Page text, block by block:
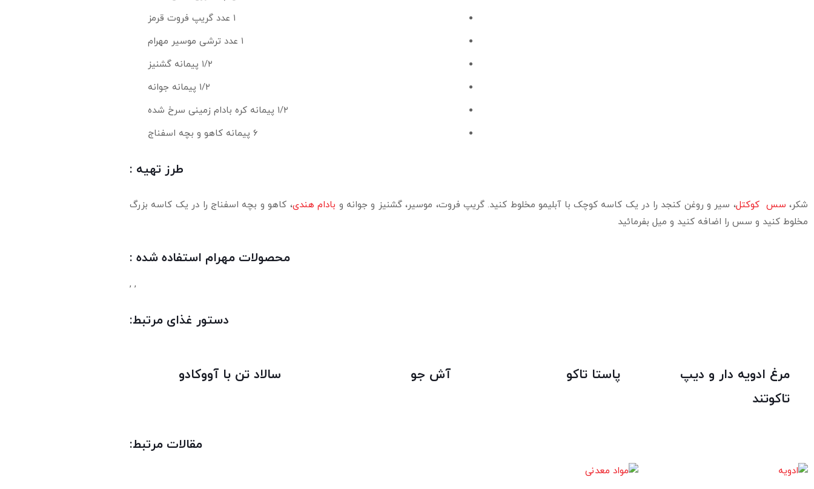
۱ عدد گریپ فروت قرمز
۱ عدد ترشی موسیر مهرام
۱/۲ پیمانه گشنیز
۱/۲ پیمانه جوانه
۱/۲ پیمانه کره بادام زمینی سرخ شده
۶ پیمانه کاهو و بچه اسفناج
طرز تهیه :
شکر، سس کوکتل، سیر و روغن کنجد را در یک کاسه کوچک با آبلیمو مخلوط کنید. گریپ فروت، موسیر، گشنیز و جوانه و بادام هندی، کاهو و بچه اسفناج را در یک کاسه بزرگ
مخلوط کنید و سس را اضافه کنید و میل بفرمائید
محصولات مهرام استفاده شده :
, ,
دستور غذای مرتبط:
مرغ ادویه دار و دیپ
تاکوتند
پاستا تاکو آش جو سالاد تن با آووکادو
مقالات مرتبط: